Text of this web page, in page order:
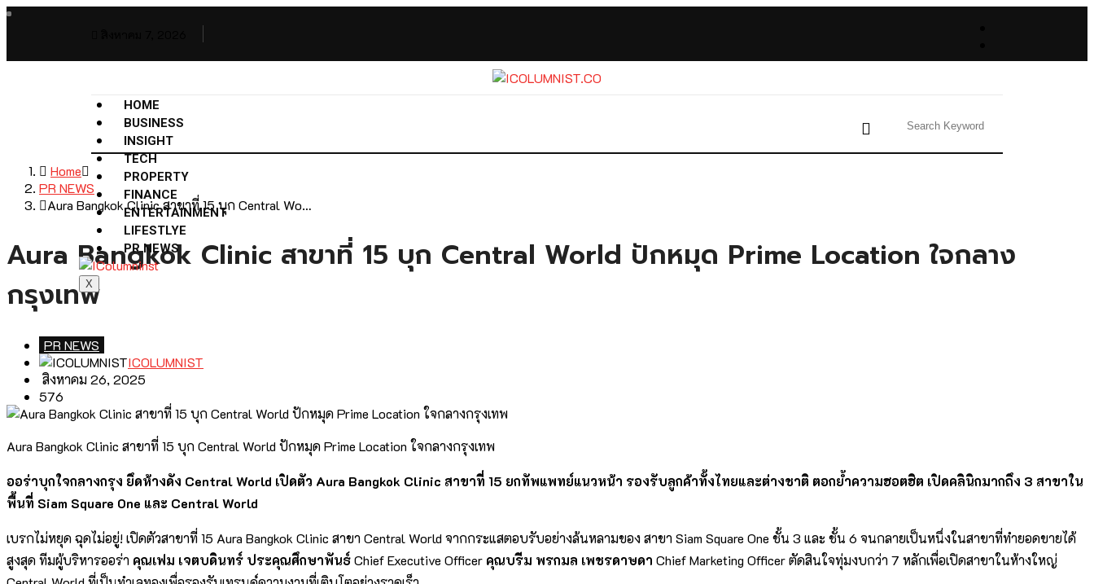
HOME
BUSINESS
INSIGHT
TECH
PROPERTY
FINANCE
ENTERTAINMENT
LIFESTLYE
PR NEWS
X
Home
PR NEWS
Aura Bangkok Clinic สาขาที่ 15 บุก Central Wo…
Aura Bangkok Clinic สาขาที่ 15 บุก Central World ปักหมุด Prime Location ใจกลาง
กรุงเทพ
PR NEWS
ICOLUMNIST
สิงหาคม 26, 2025
576
Aura Bangkok Clinic สาขาที่ 15 บุก Central World ปักหมุด Prime Location ใจกลางกรุงเทพ
ออร่าบุกใจกลางกรุง ยึดห้างดัง Central World เปิดตัว Aura Bangkok Clinic สาขาที่ 15 ยกทัพแพทย์แนวหน้า รองรับลูกค้าทั้งไทยและต่างชาติ ตอกย้ำความฮอตฮิต เปิดคลินิกมากถึง 3 สาขาใน
พื้นที่ Siam Square One และ Central World
เบรกไม่หยุด ฉุดไม่อยู่! เปิดตัวสาขาที่ 15 Aura Bangkok Clinic สาขา Central World จากกระแสตอบรับอย่างล้นหลามของ สาขา Siam Square One ชั้น 3 และ ชั้น 6 จนกลายเป็นหนึ่งในสาขาที่ทำยอดขายได้
สูงสุด ทีมผู้บริหารออร่า คุณเฟม เจตบดินทร์ ประคุณศึกษาพันธ์Chief Executive Officer คุณบรีม พรกมล เพชรดาษดา Chief Marketing Officer ตัดสินใจทุ่มงบกว่า 7 หลักเพื่อเปิดสาขาในห้างใหญ่